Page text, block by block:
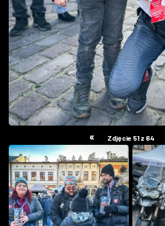
« Zdjęcie 51 z 64